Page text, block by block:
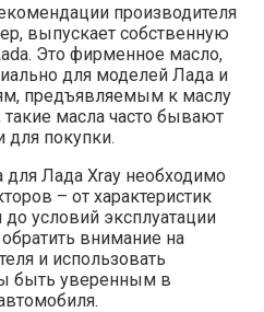
производителя
выпускает собственную
Это фирменное масло,
для моделей Лада и
предъявляемым к маслу
масла часто бывают
покупки.
для Лада Xray необходимо
– от характеристик
условий эксплуатации
внимание на
и использовать
быть уверенным в